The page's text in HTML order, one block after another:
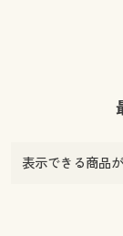
表示できる商品